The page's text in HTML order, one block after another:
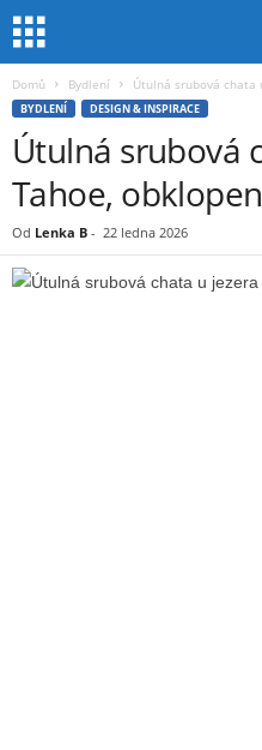
Domů Bydlení Útulná srubová chata
BYDLENÍ DESIGN & INSPIRACE
Útulná srubová
Tahoe,
Od Lenka B - 22 ledna 2026